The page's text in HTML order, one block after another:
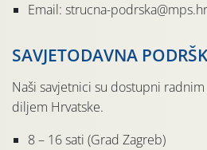
Email: strucna-podrska@mps.hr
SAVJETODAVNA
Naši savjetnici su dostupni
diljem Hrvatske.
8 – 16 sati (Grad Zagreb)